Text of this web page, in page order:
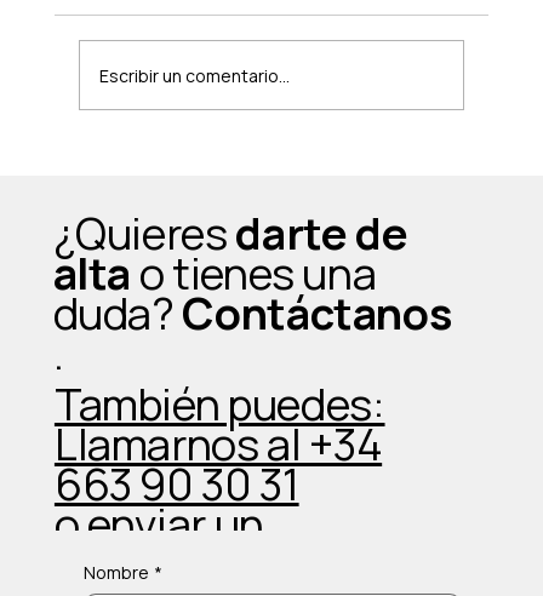
la experiencia
Escribir un comentario...
¿Quieresdarte de
alta o tienes una
duda?Contáctanos
.
También puedes:
Llamarnos al +34
663 90 30 31
o enviar un
Whatsapp
Nombre *